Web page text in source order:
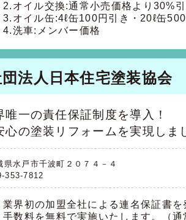
2.オイル交換:通常小売価格より30%
3.オイル缶:4ℓ缶100円引き・20ℓ缶
4.洗車:メンバー価格
法人日本住宅塗装協会
唯一の責任保証制度を導入！
心の塗装リフォームを実現しま
県水戸市千波町２０７４－４
353-7812
業界初の加盟全社による連名保証書
手数料を無料で実施いたします。（